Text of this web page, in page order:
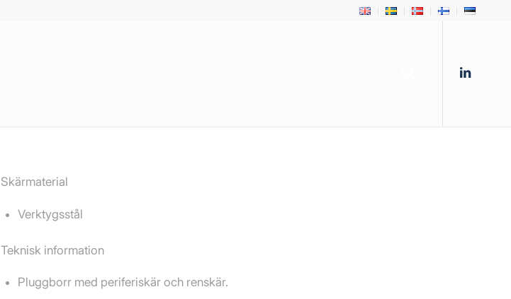
Skärmaterial
Verktygsstål
Teknisk information
Pluggborr med periferiskär och renskär.